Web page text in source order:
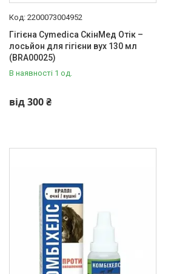
2200073004952
Гігієна Cymedica СкінМед Отік –
лосьйон для гігієни вух 130 мл
(BRA00025)
В наявності 1 од.
від 300 ₴